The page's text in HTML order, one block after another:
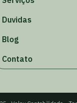
Duvidas
Blog
Contato